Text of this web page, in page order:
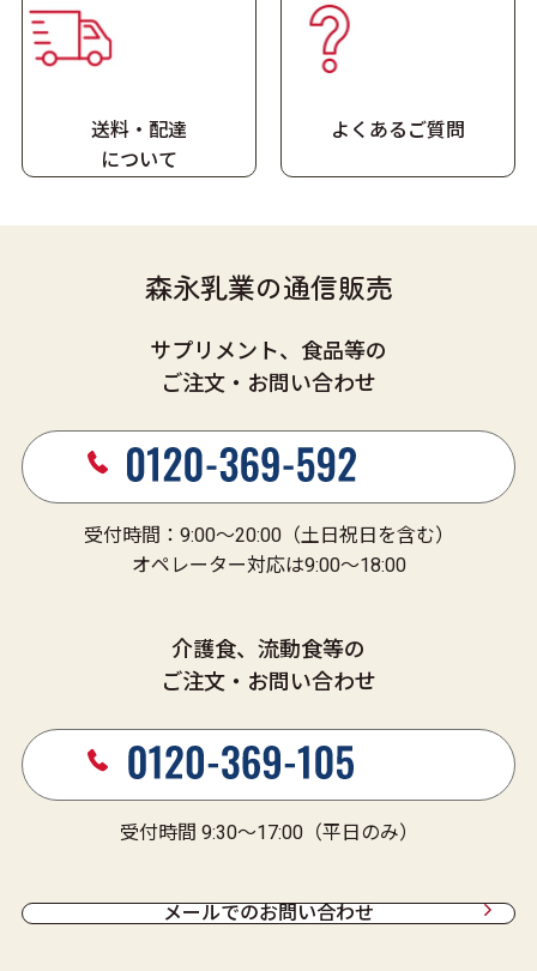
送料・配達
について
よくあるご質問
森永乳業の通信販売
サプリメント、食品等の
ご注文・お問い合わせ
受付時間：9:00～20:00（土日祝日を含む）
オペレーター対応は9:00～18:00
介護食、流動食等の
ご注文・お問い合わせ
受付時間 9:30～17:00（平日のみ）
メールでのお問い合わせ